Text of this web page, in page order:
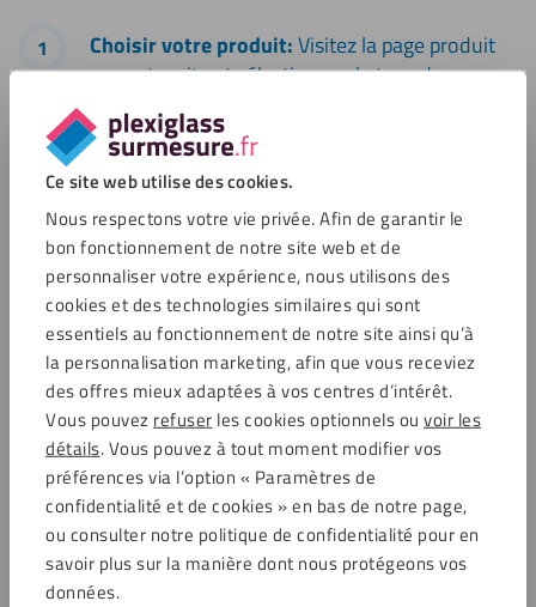
Ce site web utilise des cookies.
Nous respectons votre vie privée. Afin de garantir le
bon fonctionnement de notre site web et de
personnaliser votre expérience, nous utilisons des
cookies et des technologies similaires qui sont
essentiels au fonctionnement de notre site ainsi qu’à
la personnalisation marketing, afin que vous receviez
des offres mieux adaptées à vos centres d’intérêt.
Vous pouvezrefuserles cookies optionnels ou voir les
détails. Vous pouvez à tout moment modifier vos
préférences via l’option « Paramètres de
confidentialité et de cookies » en bas de notre page,
ou consulter notre politique de confidentialité pour en
savoir plus sur la manière dont nous protégeons vos
données.
Choisir votre produit:Visitez la page produit
sur notre site et sélectionnez le type de
plexiglass.
Remplir les dimensions ou télécharger un
Indiquez les dimensions précises dont vous
avez besoin pour votre armoire de bar.
Ajouter des options de traitement
supplémentaires (trous de fixation/découpes
si nécessaire):Ajoutez des traitements tels
que des trous de fixation ou des découpes
souhaités.
Commander:Passez votre commande et
attendez la livraison rapide.